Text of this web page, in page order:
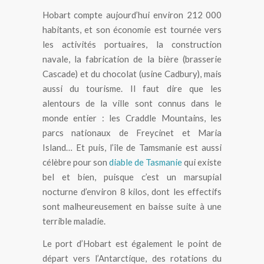
Hobart compte aujourd’hui environ 212 000
habitants, et son économie est tournée vers
les activités portuaires, la construction
navale, la fabrication de la bière (brasserie
Cascade) et du chocolat (usine Cadbury), mais
aussi du tourisme. Il faut dire que les
alentours de la ville sont connus dans le
monde entier : les Craddle Mountains, les
parcs nationaux de Freycinet et Maria
Island… Et puis, l’île de Tamsmanie est aussi
célèbre pour son diable de Tasmaniequi existe
bel et bien, puisque c’est un marsupial
nocturne d’environ 8 kilos, dont les effectifs
sont malheureusement en baisse suite à une
terrible maladie.
Le port d’Hobart est également le point de
départ vers l’Antarctique, des rotations du